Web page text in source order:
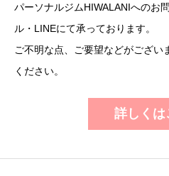
パーソナルジムHIWALANIへのお
ル・LINEにて承っております。
ご不明な点、ご要望などがござ
ください。
詳しくは